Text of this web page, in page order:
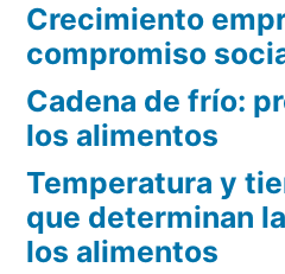
Crecimiento
compromiso
Cadena de frío:
los alimentos
Temperatura y
que determinan
los alimentos